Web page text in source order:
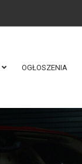
OGŁOSZENIA